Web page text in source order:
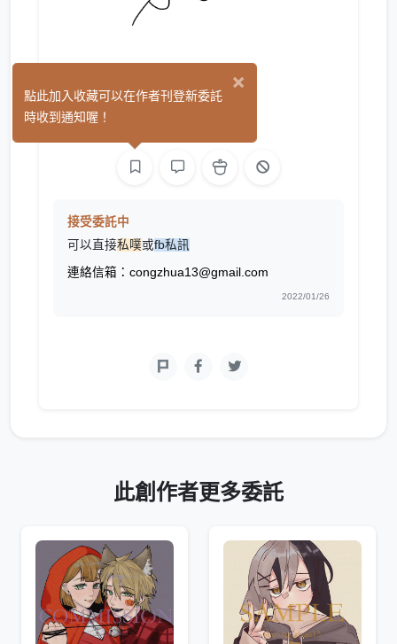
蔥抓加蛋
接受委託中
可以直接私噗或fb私訊
連絡信箱：congzhua13@gmail.com
2022/01/26
此創作者更多委託
×
點此加入收藏可以在作者刊登新委託
時收到通知喔！